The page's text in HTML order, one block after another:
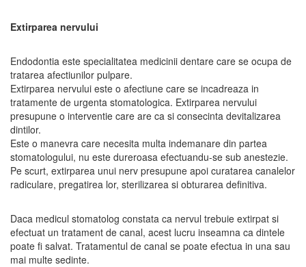
Extirparea nervului
Endodontia este specialitatea medicinii dentare care se ocupa de
tratarea afectiunilor pulpare.
Extirparea nervului este o afectiune care se incadreaza in
tratamente de urgenta stomatologica. Extirparea nervului
presupune o interventie care are ca si consecinta devitalizarea
dintilor.
Este o manevra care necesita multa indemanare din partea
stomatologului, nu este dureroasa efectuandu-se sub anestezie.
Pe scurt, extirparea unui nerv presupune apoi curatarea canalelor
radiculare, pregatirea lor, sterilizarea si obturarea definitiva.
Daca medicul stomatolog constata ca nervul trebuie extirpat si
efectuat un tratament de canal, acest lucru inseamna ca dintele
poate fi salvat. Tratamentul de canal se poate efectua in una sau
mai multe sedinte.